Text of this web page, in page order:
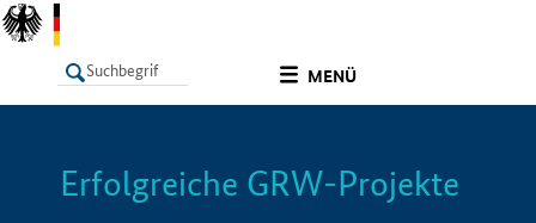
MENÜ
LISTE Info
Erfolgreiche GRW-Projekte